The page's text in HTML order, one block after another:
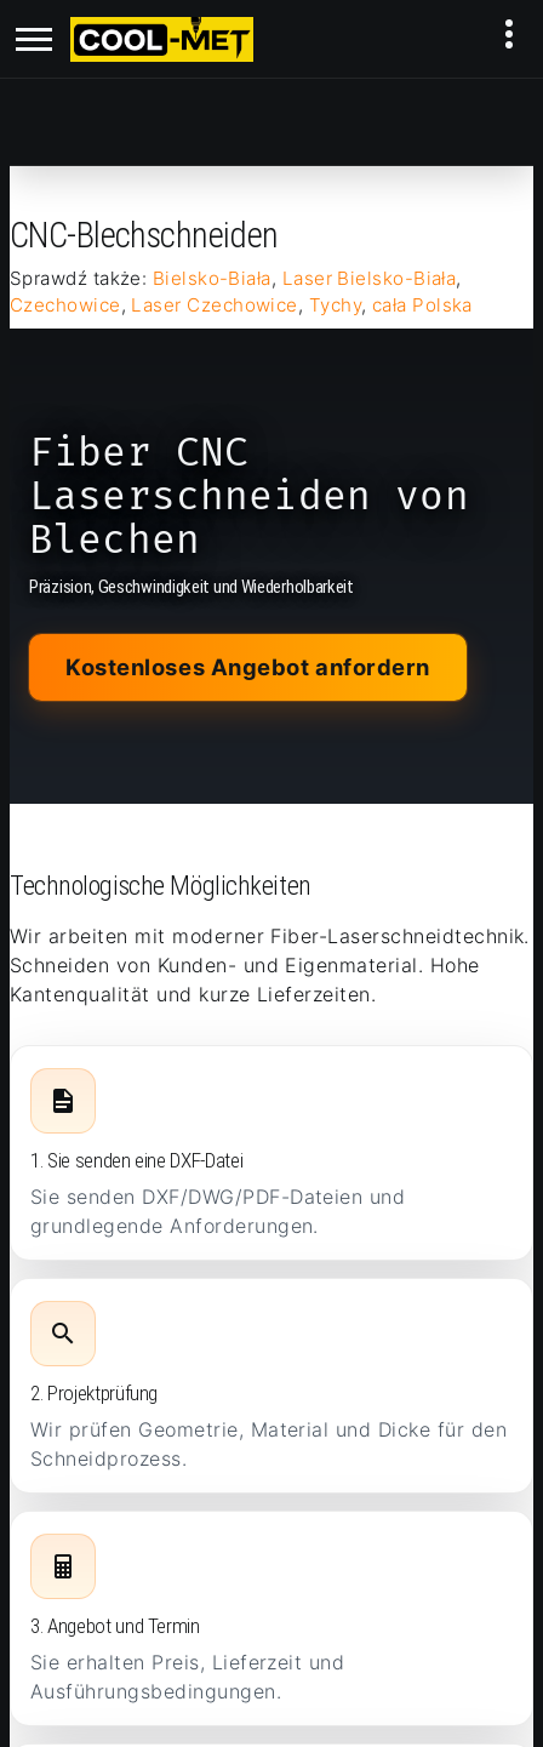
CNC-Blechschneiden
Sprawdź także: Bielsko-Biała, Laser Bielsko-Biała,
Czechowice, Laser Czechowice, Tychy, cała Polska
Fiber CNC
Laserschneiden von
Blechen
Präzision, Geschwindigkeit und Wiederholbarkeit
Kostenloses Angebot anfordern
Technologische Möglichkeiten
Wir arbeiten mit moderner Fiber-Laserschneidtechnik.
Schneiden von Kunden- und Eigenmaterial. Hohe
Kantenqualität und kurze Lieferzeiten.
1. Sie senden eine DXF-Datei
Sie senden DXF/DWG/PDF-Dateien und
grundlegende Anforderungen.
2. Projektprüfung
Wir prüfen Geometrie, Material und Dicke für den
Schneidprozess.
3. Angebot und Termin
Sie erhalten Preis, Lieferzeit und
Ausführungsbedingungen.